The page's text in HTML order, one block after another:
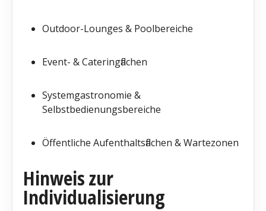
Outdoor-Lounges & Poolbereiche
Event- & Cateringflächen
Systemgastronomie &
Selbstbedienungsbereiche
Öffentliche Aufenthaltsflächen & Wartezonen
Hinweis zur
Individualisierung